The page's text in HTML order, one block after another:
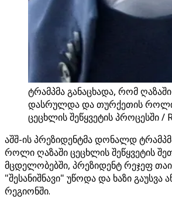
ტრამპმა განაცხადა, რომ
დასრულდა და თურქეთის
ცეცხლის შეწყვეტის პროცესში /
აშშ-ის პრეზიდენტმა დონალდ
როლი ღაზაში ცეცხლის შეწყვეტის
მცდელობებში, პრეზიდენტ რეჯეფ
"შესანიშნავი" უწოდა და ხაზი გაუსვა
რეგიონში.